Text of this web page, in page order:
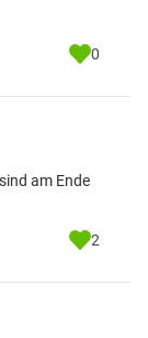
0
am Ende
2